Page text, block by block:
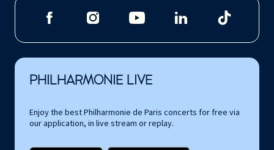
PHILHARMONIE LIVE
Enjoy the best Philharmonie de Paris concerts for free via
our application, in live stream or replay.